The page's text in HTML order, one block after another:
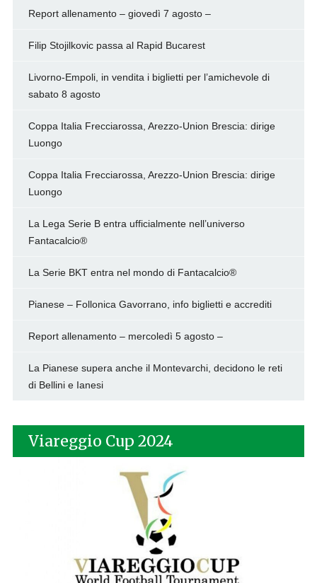
Report allenamento – giovedì 7 agosto –
Filip Stojilkovic passa al Rapid Bucarest
Livorno-Empoli, in vendita i biglietti per l’amichevole di
sabato 8 agosto
Coppa Italia Frecciarossa, Arezzo-Union Brescia: dirige
Luongo
Coppa Italia Frecciarossa, Arezzo-Union Brescia: dirige
Luongo
La Lega Serie B entra ufficialmente nell’universo
Fantacalcio®
La Serie BKT entra nel mondo di Fantacalcio®
Pianese – Follonica Gavorrano, info biglietti e accrediti
Report allenamento – mercoledì 5 agosto –
La Pianese supera anche il Montevarchi, decidono le reti
di Bellini e Ianesi
Viareggio Cup 2024